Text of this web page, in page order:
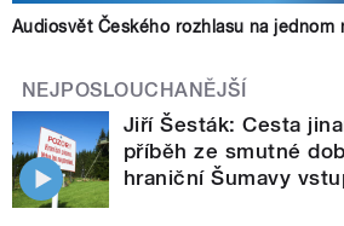
Audiosvět Českého rozhlasu na jednom
NEJPOSLOUCHANĚJŠÍ
Jiří Šesták: Cesta
příběh ze smutné
hraniční Šumavy